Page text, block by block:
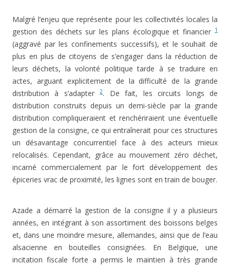
Malgré l’enjeu que représente pour les collectivités locales la
gestion des déchets sur les plans écologique et financier 1
(aggravé par les confinements successifs), et le souhait de
plus en plus de citoyens de s’engager dans la réduction de
leurs déchets, la volonté politique tarde à se traduire en
actes, arguant explicitement de la difficulté de la grande
distribution à s’adapter2. De fait, les circuits longs de
distribution construits depuis un demi-siècle par la grande
distribution compliqueraient et renchériraient une éventuelle
gestion de la consigne, ce qui entraînerait pour ces structures
un désavantage concurrentiel face à des acteurs mieux
relocalisés. Cependant, grâce au mouvement zéro déchet,
incarné commercialement par le fort développement des
épiceries vrac de proximité, les lignes sont en train de bouger.
Azade a démarré la gestion de la consigne il y a plusieurs
années, en intégrant à son assortiment des boissons belges
et, dans une moindre mesure, allemandes, ainsi que de l’eau
alsacienne en bouteilles consignées. En Belgique, une
incitation fiscale forte a permis le maintien à très grande